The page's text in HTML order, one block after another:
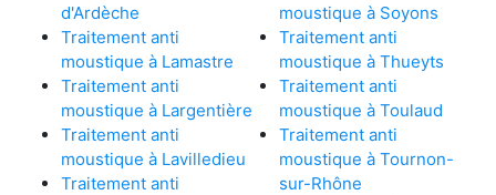
d'Ardèche
Traitement anti
moustique à Lamastre
Traitement anti
moustique à Largentière
Traitement anti
moustique à Lavilledieu
Traitement anti
moustique à Soyons
Traitement anti
moustique à Thueyts
Traitement anti
moustique à Toulaud
Traitement anti
moustique à Tournon-
sur-Rhône